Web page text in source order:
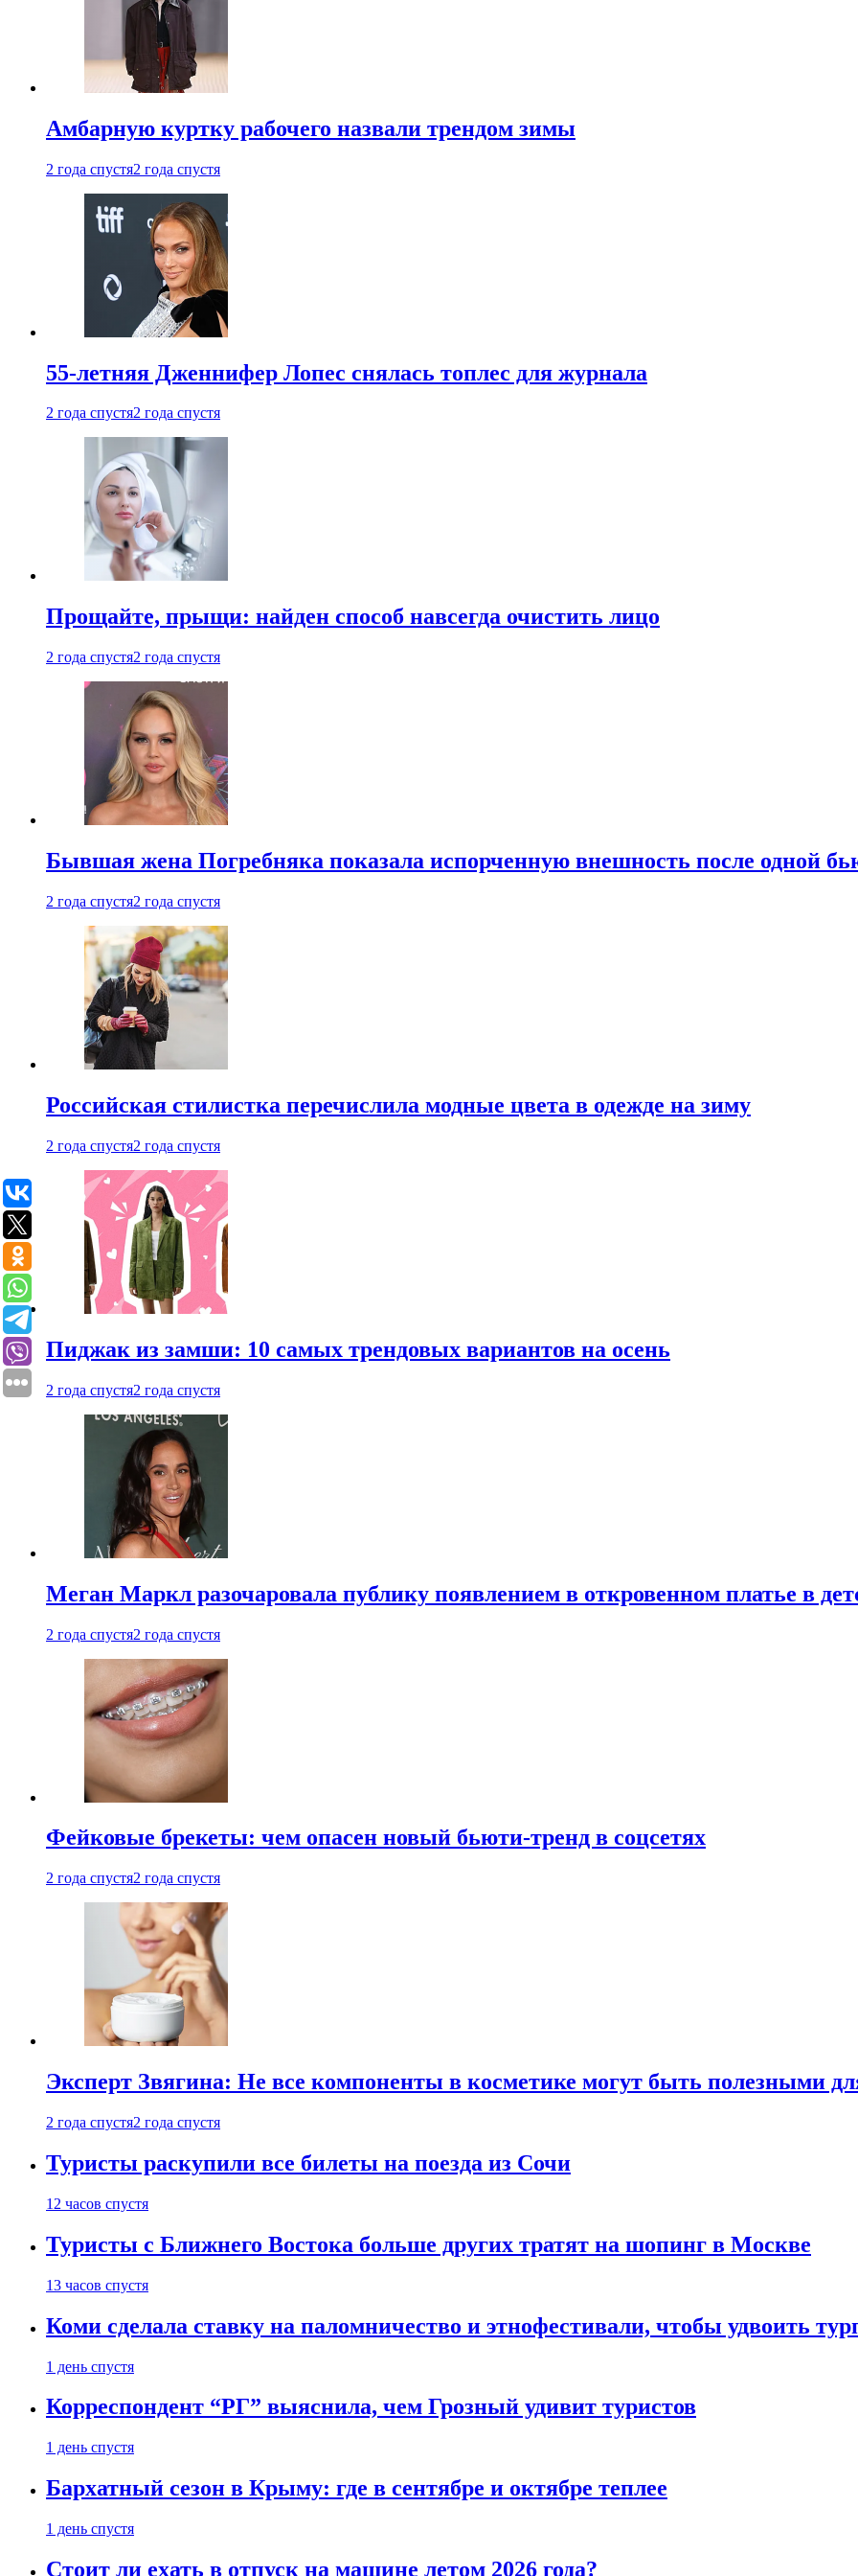
Амбарную куртку рабочего назвали трендом зимы
2 года спустя2 года спустя
55-летняя Дженнифер Лопес снялась топлес для журнала
2 года спустя2 года спустя
Прощайте, прыщи: найден способ навсегда очистить лицо
2 года спустя2 года спустя
Бывшая жена Погребняка показала испорченную внешность после одной
2 года спустя2 года спустя
Российская стилистка перечислила модные цвета в одежде на зиму
2 года спустя2 года спустя
Пиджак из замши: 10 самых трендовых вариантов на осень
2 года спустя2 года спустя
Меган Маркл разочаровала публику появлением в откровенном платье в
2 года спустя2 года спустя
Фейковые брекеты: чем опасен новый бьюти-тренд в соцсетях
2 года спустя2 года спустя
Эксперт Звягина: Не все компоненты в косметике могут быть полезными
2 года спустя2 года спустя
Туристы раскупили все билеты на поезда из Сочи
12 часов спустя
Туристы с Ближнего Востока больше других тратят на шопинг в Москве
13 часов спустя
Коми сделала ставку на паломничество и этнофестивали, чтобы удвоить
1 день спустя
Корреспондент “РГ” выяснила, чем Грозный удивит туристов
1 день спустя
Бархатный сезон в Крыму: где в сентябре и октябре теплее
1 день спустя
Стоит ли ехать в отпуск на машине летом 2026 года?